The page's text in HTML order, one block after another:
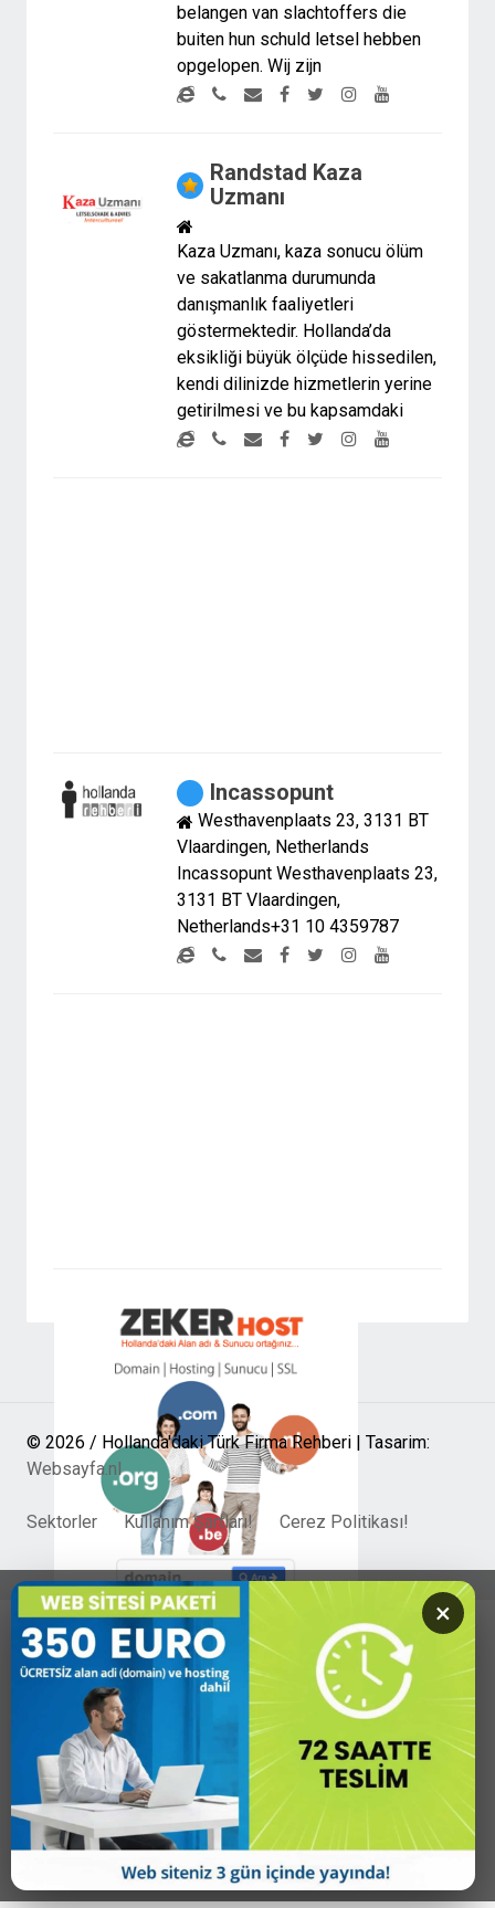
belangen van slachtoffers die
buiten hun schuld letsel hebben
opgelopen. Wij zijn
Randstad Kaza
Uzmanı
Kaza Uzmanı, kaza sonucu ölüm
ve sakatlanma durumunda
danışmanlık faaliyetleri
göstermektedir. Hollanda’da
eksikliği büyük ölçüde hissedilen,
kendi dilinizde hizmetlerin yerine
getirilmesi ve bu kapsamdaki
Incassopunt
Westhavenplaats 23, 3131 BT
Vlaardingen, Netherlands
Incassopunt Westhavenplaats 23,
3131 BT Vlaardingen,
Netherlands+31 10 4359787
© 2026 / Hollanda'daki Türk Firma Rehberi | Tasarim:
Websayfa.nl
Sektorler Kullanım Şartları! Cerez Politikası!
×